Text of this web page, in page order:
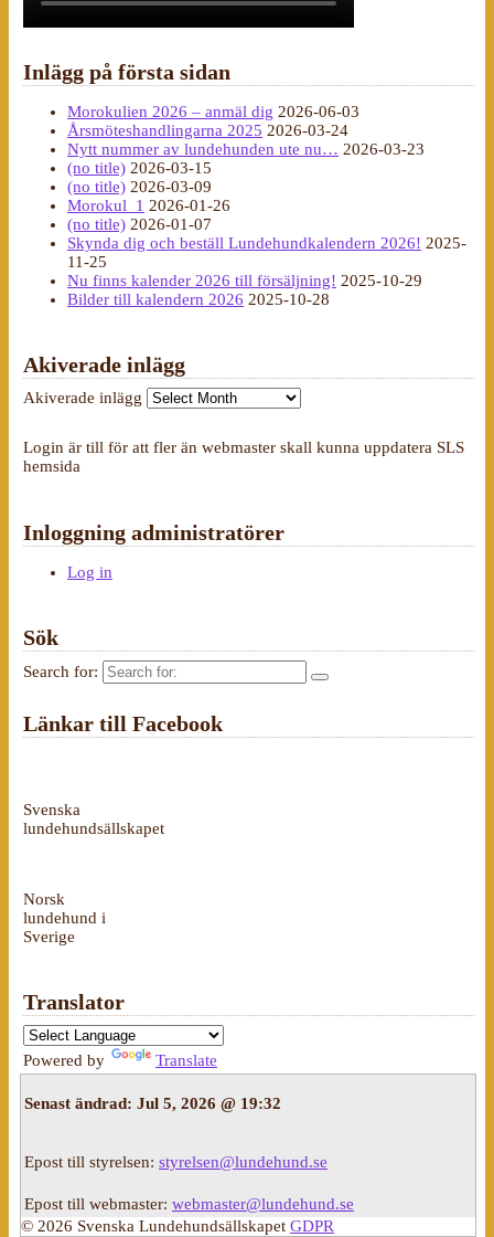
Inlägg på första sidan
Morokulien 2026 – anmäl dig 2026-06-03
Årsmöteshandlingarna 2025 2026-03-24
Nytt nummer av lundehunden ute nu… 2026-03-23
(no title) 2026-03-15
(no title) 2026-03-09
Morokul_1 2026-01-26
(no title) 2026-01-07
Skynda dig och beställ Lundehundkalendern 2026! 2025-
11-25
Nu finns kalender 2026 till försäljning! 2025-10-29
Bilder till kalendern 2026 2025-10-28
Akiverade inlägg
Akiverade inlägg
Login är till för att fler än webmaster skall kunna uppdatera SLS
hemsida
Inloggning administratörer
Log in
Sök
Search for:
Länkar till Facebook
Svenska
lundehundsällskapet
Norsk
lundehund i
Sverige
Translator
Powered by Translate
Senast ändrad: Jul 5, 2026 @ 19:32
Epost till styrelsen: styrelsen@lundehund.se
Epost till webmaster: webmaster@lundehund.se
© 2026 Svenska Lundehundsällskapet GDPR